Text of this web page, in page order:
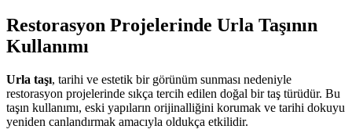
Restorasyon Projelerinde Urla Taşının
Kullanımı
Urla taşı, tarihi ve estetik bir görünüm sunması nedeniyle
restorasyon projelerinde sıkça tercih edilen doğal bir taş türüdür. Bu
taşın kullanımı, eski yapıların orijinalliğini korumak ve tarihi dokuyu
yeniden canlandırmak amacıyla oldukça etkilidir.